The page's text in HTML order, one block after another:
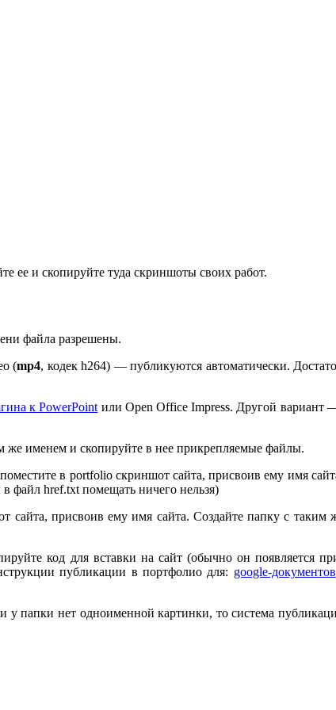
ее и скопируйте туда скриншоты своих работ.
файла разрешены.
(mp4, кодек h264) — публикуются автоматически.
к Pow­er­Point или Open Office Impress. Другой вариант
же именем и скопируйте в нее прикрепляемые файлы.
в port­fo­lio скриншот сайта, присвоив ему имя
файл href.txt помещать ничего нельзя)
сайта, присвоив ему имя сайта. Создайте папку с таким
код для вставки на сайт (обычно он появляется
публикации в портфолио для: google-документов
папки нет одноименной картинки, то система